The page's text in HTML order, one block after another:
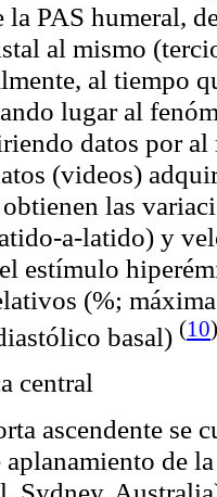
la PAS humeral,
al mismo
al tiempo
lugar al
datos por
(videos)
las
a-latido) y
estímulo
(%;
basal) (10)
central
ascendente
aplanamiento de